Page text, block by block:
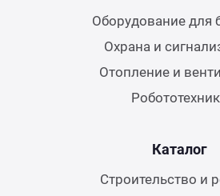
Оборудование для
Охрана и
Отопление и
Каталог
Строительство и